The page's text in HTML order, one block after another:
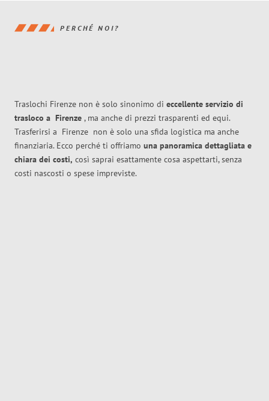
PERCHÉ NOI?
Traslochi Firenze non è solo sinonimo di eccellente servizio di
trasloco a Firenze , ma anche di prezzi trasparenti ed equi.
Trasferirsi a Firenze non è solo una sfida logistica ma anche
finanziaria. Ecco perché ti offriamo una panoramica dettagliata e
chiara dei costi, così saprai esattamente cosa aspettarti, senza
costi nascosti o spese impreviste.